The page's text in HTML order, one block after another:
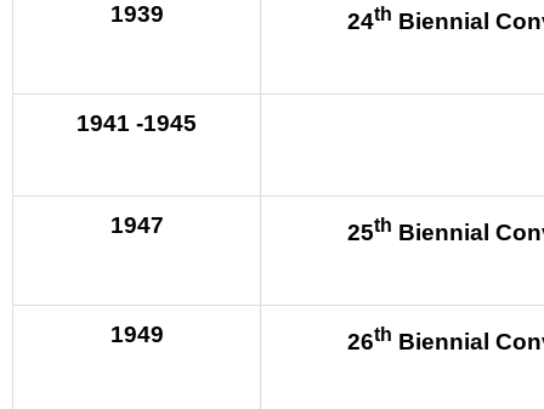
1939 24th Biennial
1941 -1945
1947 25th Biennial
1949 26th Biennial